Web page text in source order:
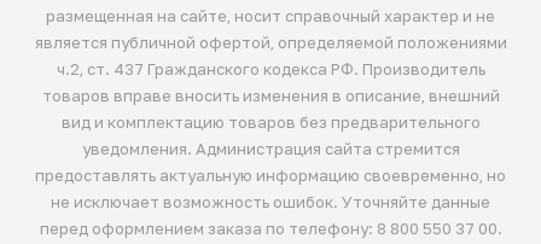
размещенная на сайте, носит справочный характер и не
является публичной офертой, определяемой положениями
ч.2, ст. 437 Гражданского кодекса РФ. Производитель
товаров вправе вносить изменения в описание, внешний
вид и комплектацию товаров без предварительного
уведомления. Администрация сайта стремится
предоставлять актуальную информацию своевременно, но
не исключает возможность ошибок. Уточняйте данные
перед оформлением заказа по телефону: 8 800 550 37 00.